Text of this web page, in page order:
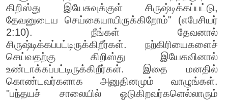
கிறிஸ்து இயேசுவுக்குள் சிருஷ்டிக்கப்பட்டு,
தேவனுடைய செய்கையாயிருக்கிறோம்" (எபேசியர்
2:10). நீங்கள் தேவனால்
சிருஷ்டிக்கப்பட்டிருக்கிறீர்கள். நற்கிரியைகளைச்
செய்வதற்கு கிறிஸ்து இயேசுவினால்
உண்டாக்கப்பட்டிருக்கிறீர்கள். இதை மனதில்
கொண்டவர்களாக அனுதினமும் வாழுங்கள்.
"பந்தயச் சாலையில் ஓடுகிறவர்களெல்லாரும்